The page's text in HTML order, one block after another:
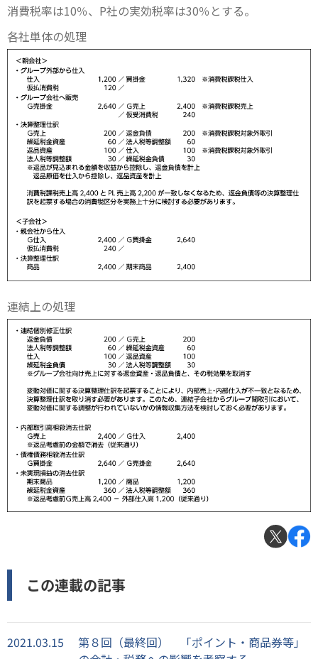
消費税率は10％、P社の実効税率は30％とする。
各社単体の処理
連結上の処理
この連載の記事
2021.03.15
第８回（最終回） 「ポイント・商品券等」